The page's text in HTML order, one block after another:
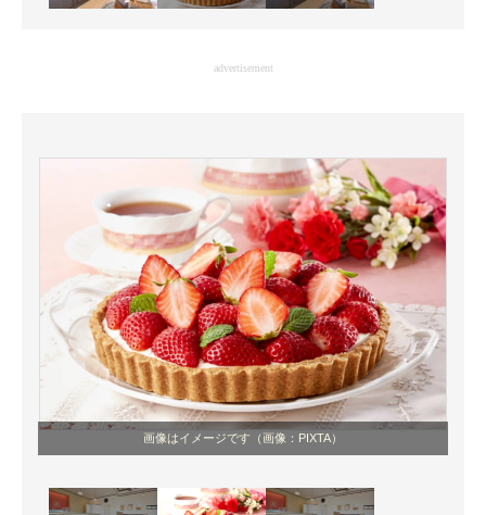
モノづくり技術者専門サイト
エレクトロニクス専門サイト
電子設計の基本と応用
エネルギーの専門メディア
建設×テクノロジーの最前線
ちょっと気になるネットの話題
advertisement
画像はイメージです（画像：PIXTA）